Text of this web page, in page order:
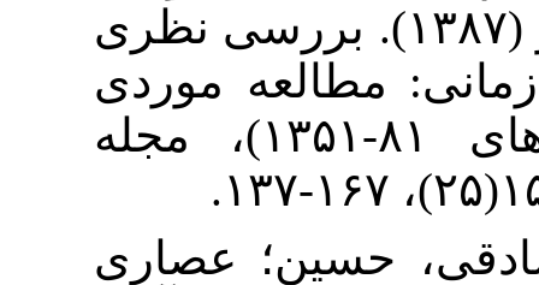
حسینی، جعفر (۱۳۸۷). بررسی نظری
موردی
اقتصاد ایران (سال‌های ۸۱-۱۳۵۱)، مجله
عصاری